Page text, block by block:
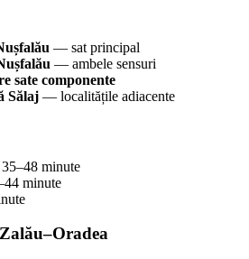
— sat principal
— ambele sensuri
sate componente
Sălaj — localitățile adiacente
35–48 minute
minute